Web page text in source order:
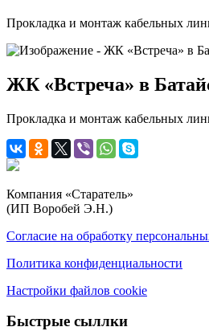
Прокладка и монтаж кабельных
ЖК «Встреча» в
Прокладка и монтаж кабельных
Компания «Старатель»
(ИП Воробей Э.Н.)
Согласие на обработку
Политика конфиденциальности
Настройки файлов cookie
Быстрые сыллки